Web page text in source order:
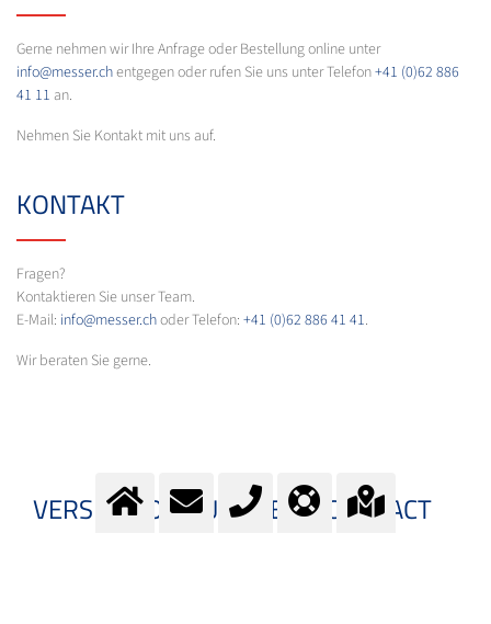
Gerne nehmen wir Ihre Anfrage oder Bestellung online unter
info@messer.chentgegen oder rufen Sie uns unter Telefon+41 (0)62 886
41 11 an.
Nehmen Sie Kontakt mit uns auf.
KONTAKT
Fragen?
Kontaktieren Sie unser Team.
E-Mail: info@messer.choder Telefon: +41 (0)62 886 41 41.
Wir beraten Sie gerne.
VERS LE FORMULAIRE DE CONTACT